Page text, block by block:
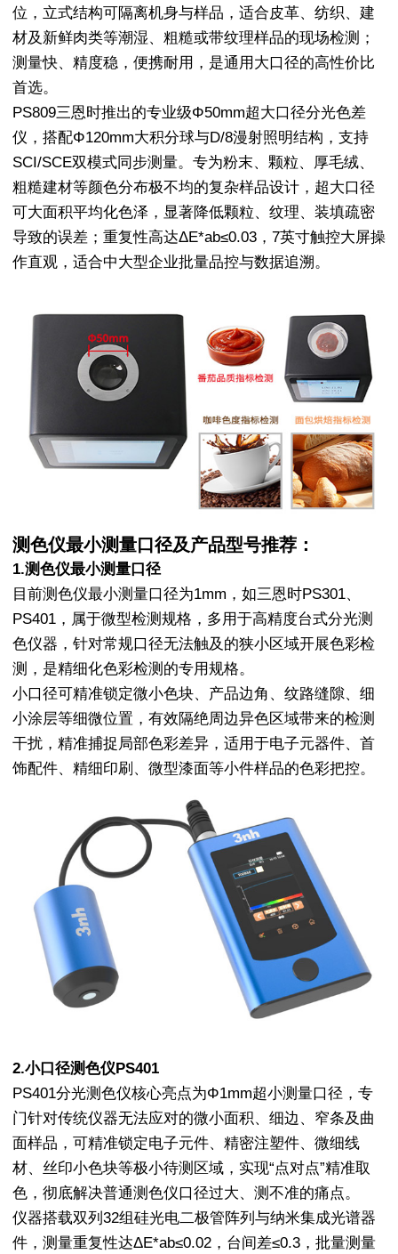
位，立式结构可隔离机身与样品，适合皮革、纺织、建
材及新鲜肉类等潮湿、粗糙或带纹理样品的现场检测；
测量快、精度稳，便携耐用，是通用大口径的高性价比
首选。
PS809三恩时推出的专业级Φ50mm超大口径分光色差
仪，搭配Φ120mm大积分球与D/8漫射照明结构，支持
SCI/SCE双模式同步测量。专为粉末、颗粒、厚毛绒、
粗糙建材等颜色分布极不均的复杂样品设计，超大口径
可大面积平均化色泽，显著降低颗粒、纹理、装填疏密
导致的误差；重复性高达ΔE*ab≤0.03，7英寸触控大屏操
作直观，适合中大型企业批量品控与数据追溯。
测色仪最小测量口径及产品型号推荐：
1.测色仪最小测量口径
目前测色仪最小测量口径为1mm，如三恩时PS301、
PS401，属于微型检测规格，多用于高精度台式分光测
色仪器，针对常规口径无法触及的狭小区域开展色彩检
测，是精细化色彩检测的专用规格。
小口径可精准锁定微小色块、产品边角、纹路缝隙、细
小涂层等细微位置，有效隔绝周边异色区域带来的检测
干扰，精准捕捉局部色彩差异，适用于电子元器件、首
饰配件、精细印刷、微型漆面等小件样品的色彩把控。
2.小口径测色仪PS401
PS401分光测色仪核心亮点为Φ1mm超小测量口径，专
门针对传统仪器无法应对的微小面积、细边、窄条及曲
面样品，可精准锁定电子元件、精密注塑件、微细线
材、丝印小色块等极小待测区域，实现“点对点”精准取
色，彻底解决普通测色仪口径过大、测不准的痛点。
仪器搭载双列32组硅光电二极管阵列与纳米集成光谱器
件，测量重复性达ΔE*ab≤0.02，台间差≤0.3，批量测量